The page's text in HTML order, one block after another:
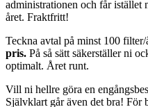
administrationen och får istället
året. Fraktfritt!
Teckna avtal på minst 100
pris. På så sätt säkerställer ni
optimalt. Året runt.
Vill ni hellre göra en
Självklart går även det bra! För